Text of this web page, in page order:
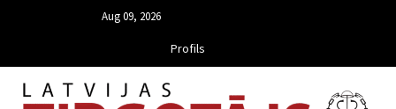
Aug 09, 2026
Profils